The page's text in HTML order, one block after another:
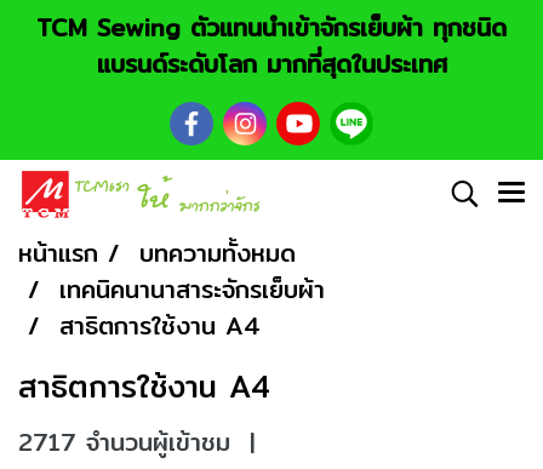
TCM Sewing ตัวแทนนำเข้าจักรเย็บผ้า ทุกชนิด
แบรนด์ระดับโลก มากที่สุดในประเทศ
หน้าแรก
บทความทั้งหมด
เทคนิคนานาสาระจักรเย็บผ้า
สาธิตการใช้งาน A4
สาธิตการใช้งาน A4
2717 จำนวนผู้เข้าชม |